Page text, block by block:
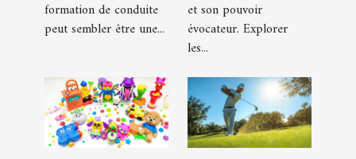
formation de
conduite ?
formation de conduite
peut sembler être une...
et son pouvoir
évocateur. Explorer
les...